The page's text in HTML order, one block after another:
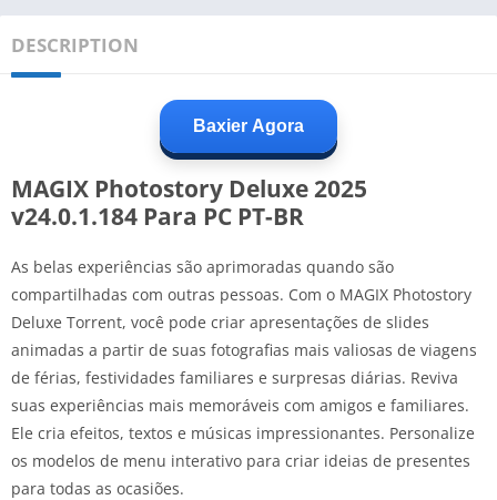
DESCRIPTION
Baxier Agora
MAGIX Photostory Deluxe 2025
v24.0.1.184 Para PC PT-BR
As belas experiências são aprimoradas quando são
compartilhadas com outras pessoas. Com o MAGIX Photostory
Deluxe Torrent, você pode criar apresentações de slides
animadas a partir de suas fotografias mais valiosas de viagens
de férias, festividades familiares e surpresas diárias. Reviva
suas experiências mais memoráveis com amigos e familiares.
Ele cria efeitos, textos e músicas impressionantes. Personalize
os modelos de menu interativo para criar ideias de presentes
para todas as ocasiões.